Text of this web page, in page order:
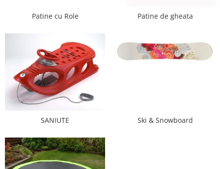
Sac de dormit 140 cm
Sac de dormit 150 cm
Sac de dormit tineret
Saltele de infasat
Patine cu Role Patine de gheata
SANIUTE Ski & Snowboard